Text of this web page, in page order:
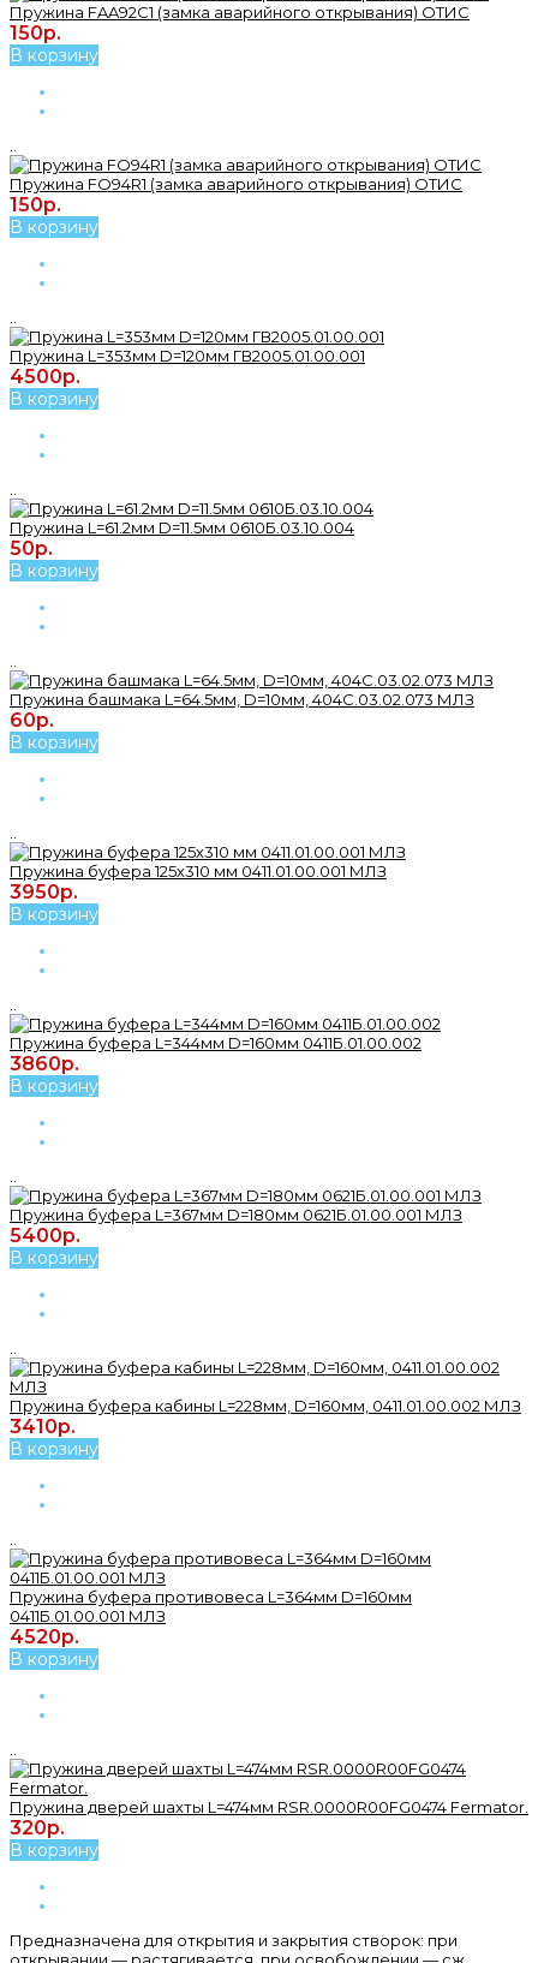
Пружина FAA92C1 (замка аварийного открывания) ОТИС
150р.
В корзину
Пружина FO94R1 (замка аварийного открывания) ОТИС
150р.
В корзину
Пружина L=353мм D=120мм ГВ2005.01.00.001
4500р.
В корзину
Пружина L=61.2мм D=11.5мм 0610Б.03.10.004
50р.
В корзину
Пружина башмака L=64.5мм, D=10мм, 404С.03.02.073 МЛЗ
60р.
В корзину
Пружина буфера 125х310 мм 0411.01.00.001 МЛЗ
3950р.
В корзину
Пружина буфера L=344мм D=160мм 0411Б.01.00.002
3860р.
В корзину
Пружина буфера L=367мм D=180мм 0621Б.01.00.001 МЛЗ
5400р.
В корзину
Пружина буфера кабины L=228мм, D=160мм, 0411.01.00.002 МЛЗ
3410р.
В корзину
Пружина буфера противовеса L=364мм D=160мм
0411Б.01.00.001 МЛЗ
4520р.
В корзину
Пружина дверей шахты L=474мм RSR.0000R00FG0474 Fermator.
320р.
В корзину
Предназначена для открытия и закрытия створок: при
открывании — растягивается, при освобождении — сж..